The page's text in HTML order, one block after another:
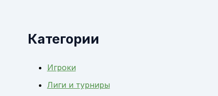
Категории
Игроки
Лиги и турниры